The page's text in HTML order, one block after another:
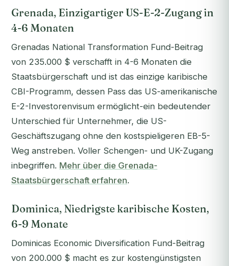
Grenada, Einzigartiger US-E-2-Zugang in
4-6 Monaten
Grenadas National Transformation Fund-Beitrag
von 235.000 $ verschafft in 4-6 Monaten die
Staatsbürgerschaft und ist das einzige karibische
CBI-Programm, dessen Pass das US-amerikanische
E-2-Investorenvisum ermöglicht-ein bedeutender
Unterschied für Unternehmer, die US-
Geschäftszugang ohne den kostspieligeren EB-5-
Weg anstreben. Voller Schengen- und UK-Zugang
inbegriffen. Mehr über die Grenada-
Staatsbürgerschaft erfahren.
Dominica, Niedrigste karibische Kosten,
6-9 Monate
Dominicas Economic Diversification Fund-Beitrag
von 200.000 $ macht es zur kostengünstigsten